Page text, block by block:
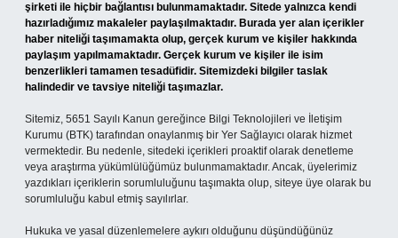
şirketi ile hiçbir bağlantısı bulunmamaktadır. Sitede yalnızca kendi
hazırladığımız makaleler paylaşılmaktadır. Burada yer alan içerikler
haber niteliği taşımamakta olup, gerçek kurum ve kişiler hakkında
paylaşım yapılmamaktadır. Gerçek kurum ve kişiler ile isim
benzerlikleri tamamen tesadüfidir. Sitemizdeki bilgiler taslak
halindedir ve tavsiye niteliği taşımazlar.
Sitemiz, 5651 Sayılı Kanun gereğince Bilgi Teknolojileri ve İletişim
Kurumu (BTK) tarafından onaylanmış bir Yer Sağlayıcı olarak hizmet
vermektedir. Bu nedenle, sitedeki içerikleri proaktif olarak denetleme
veya araştırma yükümlülüğümüz bulunmamaktadır. Ancak, üyelerimiz
yazdıkları içeriklerin sorumluluğunu taşımakta olup, siteye üye olarak bu
sorumluluğu kabul etmiş sayılırlar.
Hukuka ve yasal düzenlemelere aykırı olduğunu düşündüğünüz